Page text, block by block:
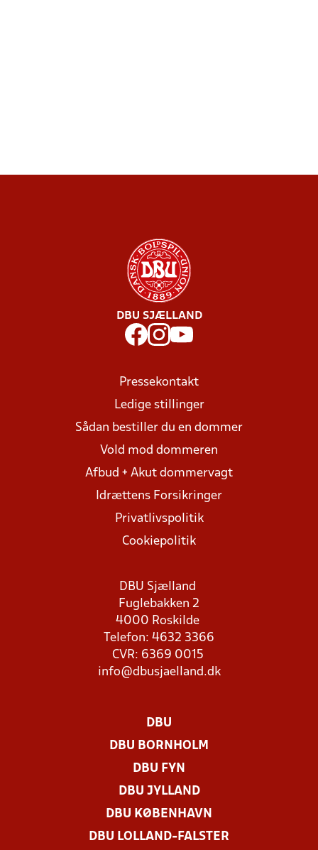
DBU SJÆLLAND
Pressekontakt
Ledige stillinger
Sådan bestiller du en dommer
Vold mod dommeren
Afbud + Akut dommervagt
Idrættens Forsikringer
Privatlivspolitik
Cookiepolitik
DBU Sjælland
Fuglebakken 2
4000 Roskilde
Telefon: 4632 3366
CVR: 6369 0015
info@dbusjaelland.dk
DBU
DBU BORNHOLM
DBU FYN
DBU JYLLAND
DBU KØBENHAVN
DBU LOLLAND-FALSTER